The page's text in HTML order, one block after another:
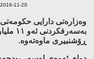
2016-11-20 09:14:43 پارێزگای سلێمانی
وه‌زاره‌تی دارایی
به‌سه‌رفكردنی ئه‌و
١١
ڕۆشنبیری ماوه‌ته‌وه‌.